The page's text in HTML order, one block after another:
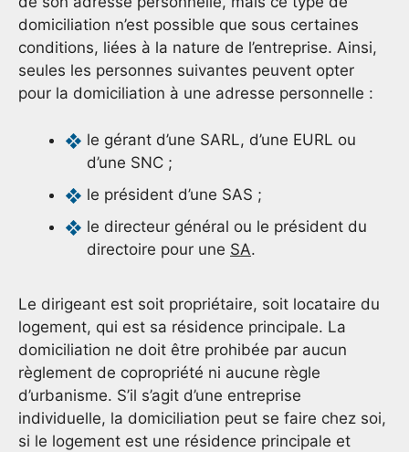
domiciliation n’est possible que sous certaines
conditions, liées à la nature de l’entreprise. Ainsi,
seules les personnes suivantes peuvent opter
pour la domiciliation à une adresse personnelle :
le gérant d’une SARL, d’une EURL ou
d’une SNC ;
le président d’une SAS ;
le directeur général ou le président du
directoire pour une SA.
Le dirigeant est soit propriétaire, soit locataire du
logement, qui est sa résidence principale. La
domiciliation ne doit être prohibée par aucun
règlement de copropriété ni aucune règle
d’urbanisme. S’il s’agit d’une entreprise
individuelle, la domiciliation peut se faire chez soi,
si le logement est une résidence principale et